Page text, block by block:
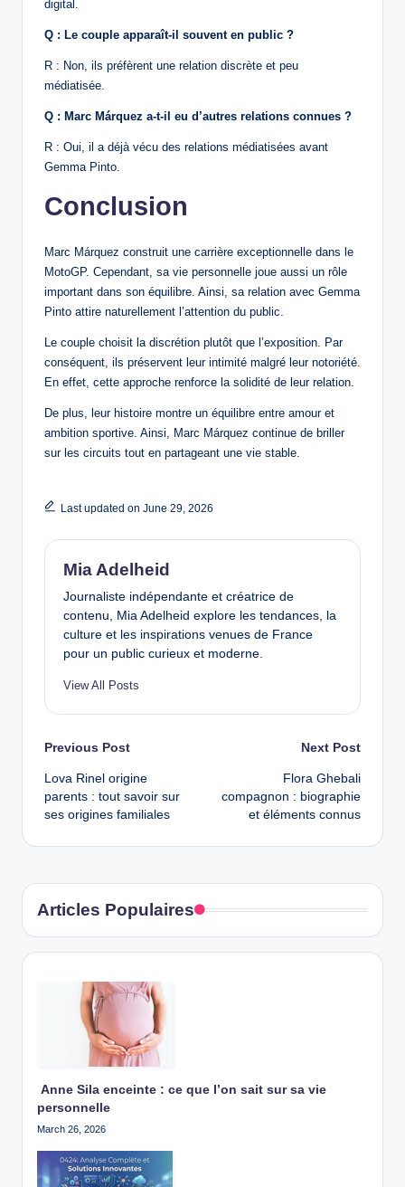
digital.
Q : Le couple apparaît-il souvent en public ?
R : Non, ils préfèrent une relation discrète et peu
médiatisée.
Q : Marc Márquez a-t-il eu d’autres relations connues ?
R : Oui, il a déjà vécu des relations médiatisées avant
Gemma Pinto.
Conclusion
Marc Márquez construit une carrière exceptionnelle dans le
MotoGP. Cependant, sa vie personnelle joue aussi un rôle
important dans son équilibre. Ainsi, sa relation avec Gemma
Pinto attire naturellement l’attention du public.
Le couple choisit la discrétion plutôt que l’exposition. Par
conséquent, ils préservent leur intimité malgré leur notoriété.
En effet, cette approche renforce la solidité de leur relation.
De plus, leur histoire montre un équilibre entre amour et
ambition sportive. Ainsi, Marc Márquez continue de briller
sur les circuits tout en partageant une vie stable.
Last updated on June 29, 2026
Mia Adelheid
Journaliste indépendante et créatrice de
contenu, Mia Adelheid explore les tendances, la
culture et les inspirations venues de France
pour un public curieux et moderne.
View All Posts
Post
navigation
Previous Post
Lova Rinel origine
parents : tout savoir sur
ses origines familiales
Next Post
Flora Ghebali
compagnon : biographie
et éléments connus
Articles Populaires
Anne Sila enceinte : ce que l’on sait sur sa vie
personnelle
March 26, 2026